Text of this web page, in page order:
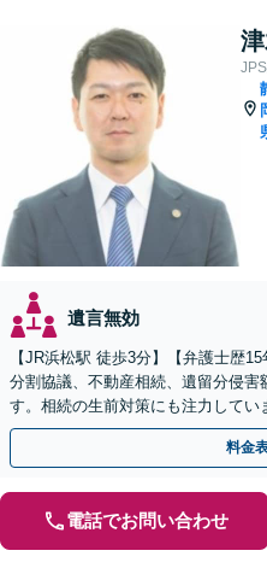
遺言無効
【JR浜松駅 徒歩3分】【弁護士歴
分割協議、不動産相続、遺留分侵害
す。相続の生前対策にも注力してい
にも、お早めにご相談ください。【
料金
電話でお問い合わせ